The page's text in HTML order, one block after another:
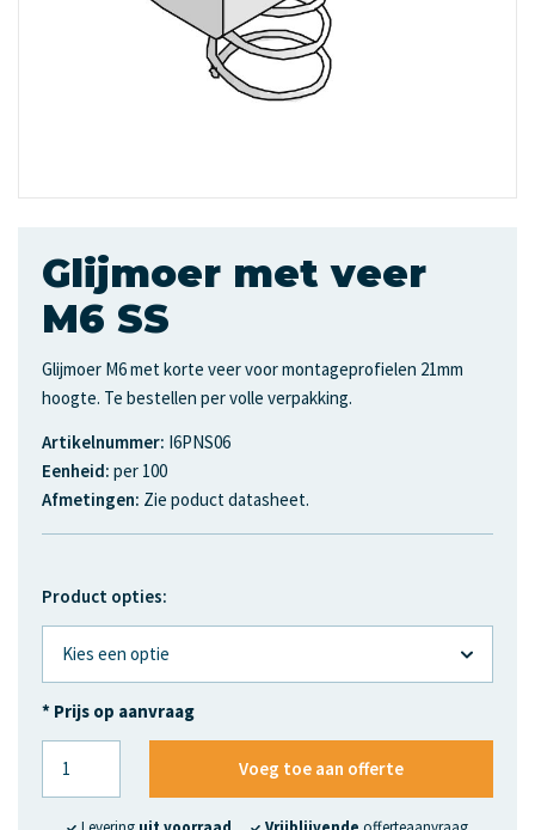
Glijmoer met veer
M6 SS
Glijmoer M6 met korte veer voor montageprofielen 21mm
hoogte. Te bestellen per volle verpakking.
Artikelnummer: I6PNS06
Eenheid: per 100
Afmetingen: Zie poduct datasheet.
Product opties:
* Prijs op aanvraag
Voeg toe aan offerte